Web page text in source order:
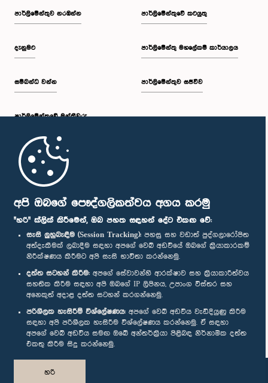
අපි ඔබගේ පෞද්ගලිකත්වය අගය කරමු
"හරි" ක්ලික් කිරීමෙන්, ඔබ පහත සඳහන් දේට එකඟ වේ:
සැසි ලුහුබැඳීම (Session Tracking): පහසු සහ වඩාත් පුද්ගලාරෝපිත
අත්දැකීමක් ලබාදීම සඳහා අපගේ වෙබ් අඩවියේ ඔබගේ ක්‍රියාකාරකම්
නිරීක්ෂණය කිරීමට අපි සැසි භාවිතා කරන්නෙමු.
දත්ත සටහන් කිරීම: අපගේ සේවාවන්හි ආරක්ෂාව සහ ක්‍රියාකාරීත්වය
සහතික කිරීම සඳහා අපි ඔබගේ IP ලිපිනය, උපාංග විස්තර සහ
අනෙකුත් අදාළ දත්ත සටහන් කරගන්නෙමු.
පරිශීලක හැසිරීම් විශ්ලේෂණය: අපගේ වෙබ් අඩවිය වැඩිදියුණු කිරීම
සඳහා අපි පරිශීලක හැසිරීම විශ්ලේෂණය කරන්නෙමු. ඒ සඳහා
අපගේ වෙබ් අඩවිය සමඟ ඔබේ අන්තර්ක්‍රියා පිළිබඳ නිර්නාමික දත්ත
එකතු කිරීම සිදු කරන්නෙමු.
හරි
පාර්ලි‌මේන්තුව නරඹන්න
දැනුමට
සම්බන්ධ වන්න
පාර්ලි‌මේන්තුවේ මන්ත්‍රීවරු
මුල් පිටුව
පාර්ලිමේන්තුවේ කටයුතු
පාර්ලිමේන්තු මහලේකම් කාර්යාලය
පාර්ලිමේන්තුව සජීවීව
පාර්ලිමේන්තු ජංගම යෙදුම
අප හා සම්බන්ධ වී සිටින්න :
සම්මාන
පෞද්ගලිකත්ව ප්‍රතිපත්තිය